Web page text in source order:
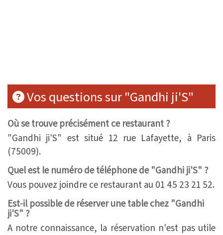
Vos questions sur "Gandhi ji'S"
Où se trouve précisément ce restaurant ?
"Gandhi ji'S" est situé 12 rue Lafayette, à Paris
(75009).
Quel est le numéro de téléphone de "Gandhi ji'S" ?
Vous pouvez joindre ce restaurant au 01 45 23 21 52.
Est-il possible de réserver une table chez "Gandhi
ji'S" ?
A notre connaissance, la réservation n'est pas utile